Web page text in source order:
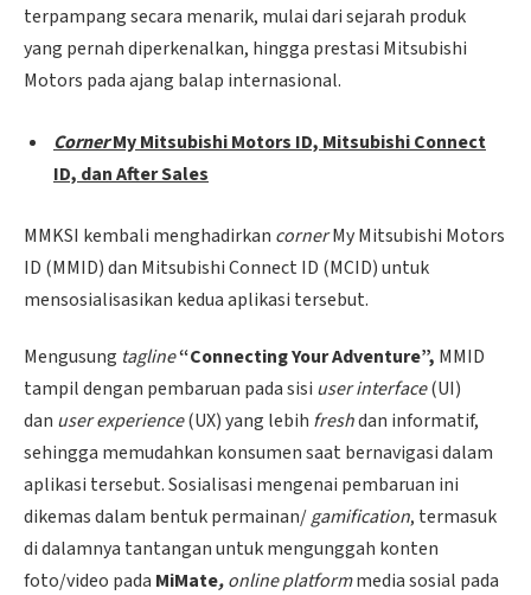
terpampang secara menarik, mulai dari sejarah produk
yang pernah diperkenalkan, hingga prestasi Mitsubishi
Motors pada ajang balap internasional.
CornerMy Mitsubishi Motors ID, Mitsubishi Connect
ID, dan After Sales
MMKSI kembali menghadirkan cornerMy Mitsubishi Motors
ID (MMID) dan Mitsubishi Connect ID (MCID) untuk
mensosialisasikan kedua aplikasi tersebut.
Mengusung tagline“Connecting Your Adventure”, MMID
tampil dengan pembaruan pada sisi user interface(UI)
dan user experience(UX) yang lebih freshdan informatif,
sehingga memudahkan konsumen saat bernavigasi dalam
aplikasi tersebut. Sosialisasi mengenai pembaruan ini
dikemas dalam bentuk permainan/gamification, termasuk
di dalamnya tantangan untuk mengunggah konten
foto/video pada MiMate,online platformmedia sosial pada